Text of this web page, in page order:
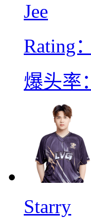
Jee
Rating：
爆头率：
Starry